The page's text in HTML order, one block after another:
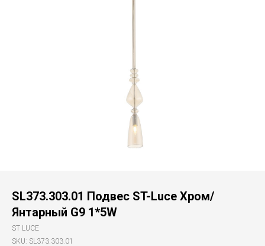
SL373.303.01 Подвес ST-Luce Хром/
Янтарный G9 1*5W
ST LUCE
SKU: SL373.303.01